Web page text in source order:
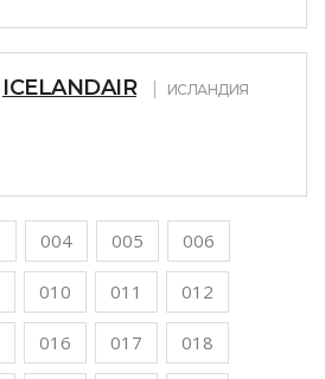
ICELANDAIR ИСЛАНДИЯ
004 005 006
010 011 012
016 017 018